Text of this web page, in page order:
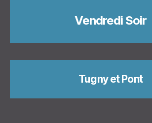
Vendredi Soir
Tugny et Pont